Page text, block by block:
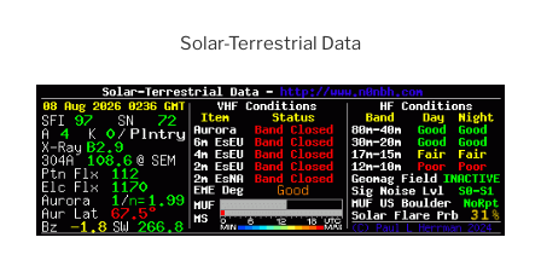
Solar-Terrestrial Data